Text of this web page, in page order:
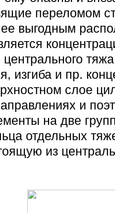
переломом
выгодным
изгиба и пр.
слое
и
на две
отдельных
из